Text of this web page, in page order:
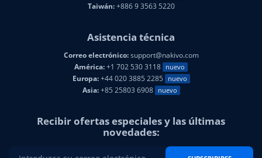
Taiwán:+886 9 3563 5220
Asistencia técnica
Correo electrónico:support@nakivo.com
América:+1 702 530 3118 nuevo
Europa:+44 020 3885 2285 nuevo
Asia:+85 25803 6908 nuevo
Recibir ofertas especiales y las últimas
novedades: